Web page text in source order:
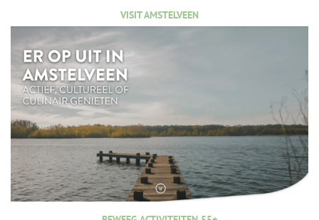
VISIT AMSTELVEEN